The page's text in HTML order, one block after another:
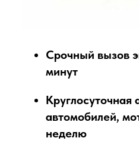
Срочный вызов
минут
автомобилей,
неделю